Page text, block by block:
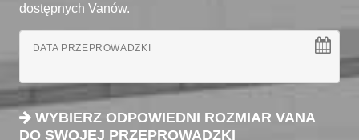
dostępnych Vanów.
DATA PRZEPROWADZKI
WYBIERZ ODPOWIEDNI ROZMIAR VANA
DO SWOJEJ PRZEPROWADZKI